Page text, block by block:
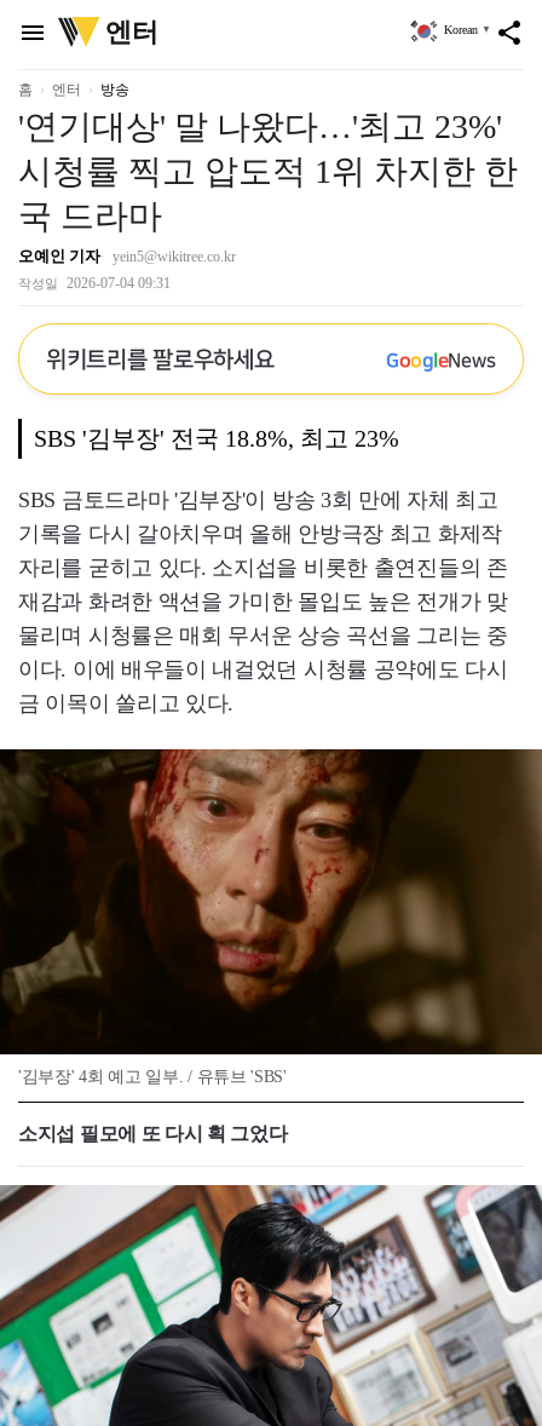
menu
위
키
리
엔터 share
Korean ▼
홈 엔터 방송
'연기대상' 말 나왔다…'최고 23%'
시청률 찍고 압도적 1위 차지한 한
국 드라마
오예인 기자 yein5@wikitree.co.kr
작성일 2026-07-04 09:31
위키트리를 팔로우하세요 GoogleNews
SBS '김부장' 전국 18.8%, 최고 23%
SBS 금토드라마 '김부장'이 방송 3회 만에 자체 최고
기록을 다시 갈아치우며 올해 안방극장 최고 화제작
자리를 굳히고 있다. 소지섭을 비롯한 출연진들의 존
재감과 화려한 액션을 가미한 몰입도 높은 전개가 맞
물리며 시청률은 매회 무서운 상승 곡선을 그리는 중
이다. 이에 배우들이 내걸었던 시청률 공약에도 다시
금 이목이 쏠리고 있다.
'김부장' 4회 예고 일부. / 유튜브 'SBS'
소지섭 필모에 또 다시 획 그었다